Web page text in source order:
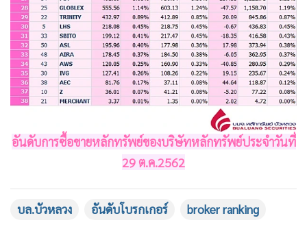
• กีฬา
• ต่างประเทศ
• Special Scoop
• เศรษฐกิจ-ธุรกิจ
• จีน
• อาชญากรรม
วิทยาศาสตร์
อันดับการซื้อขายหลักทรัพย์ของบริษัทหลักทรัพย์ประจำวันที่
29 ต.ค.2562
บล.บัวหลวง อันดับโบรกเกอร์ broker ranking